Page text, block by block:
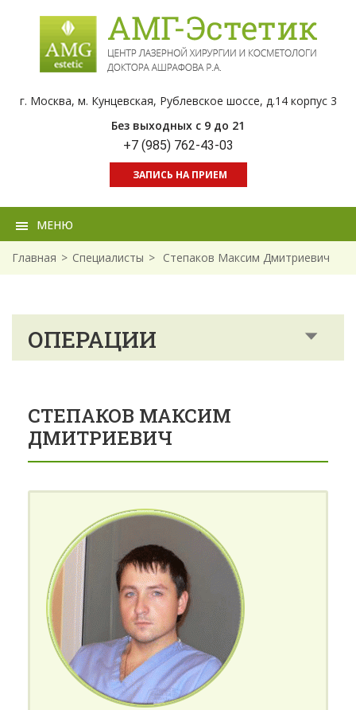
г. Москва, м. Кунцевская, Рублевское шоссе, д.14 корпус 3
Без выходных с 9 до 21
+7 (985) 762-43-03
ЗАПИСЬ НА ПРИЕМ
МЕНЮ
Главная Специалисты Степаков Максим Дмитриевич
ОПЕРАЦИИ
СТЕПАКОВ МАКСИМ
ДМИТРИЕВИЧ